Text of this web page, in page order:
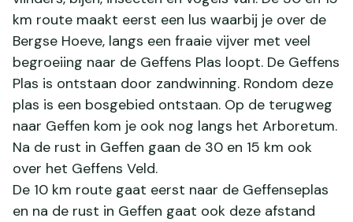
km route maakt eerst een lus waarbij je over de
Bergse Hoeve, langs een fraaie vijver met veel
begroeiing naar de Geffens Plas loopt. De Geffens
Plas is ontstaan door zandwinning. Rondom deze
plas is een bosgebied ontstaan. Op de terugweg
naar Geffen kom je ook nog langs het Arboretum.
Na de rust in Geffen gaan de 30 en 15 km ook
over het Geffens Veld.
De 10 km route gaat eerst naar de Geffenseplas
en na de rust in Geffen gaat ook deze afstand